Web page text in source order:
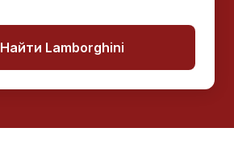
Найти Lamborghini